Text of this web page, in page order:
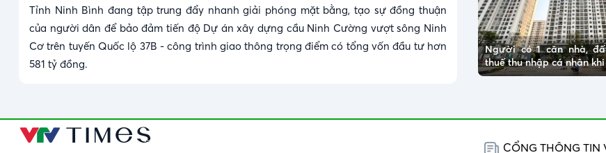
Tỉnh Ninh Bình đang tập trung đẩy nhanh giải phóng mặt bằng, tạo sự đồng thuận
của người dân để bảo đảm tiến độ Dự án xây dựng cầu Ninh Cường vượt sông Ninh
Cơ trên tuyến Quốc lộ 37B - công trình giao thông trọng điểm có tổng vốn đầu tư hơn
581 tỷ đồng.
Người có 1 căn nhà,
thuế thu nhập cá nhân
CỔNG THÔNG TIN